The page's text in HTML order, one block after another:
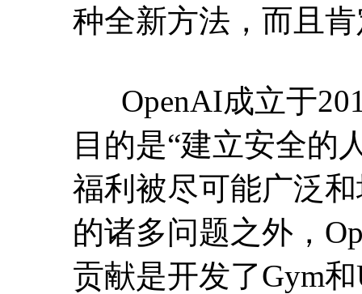
种全新方法，而且
OpenAI成立于
目的是“建立安全的
福利被尽可能广泛
的诸多问题之外，
贡献是开发了Gym